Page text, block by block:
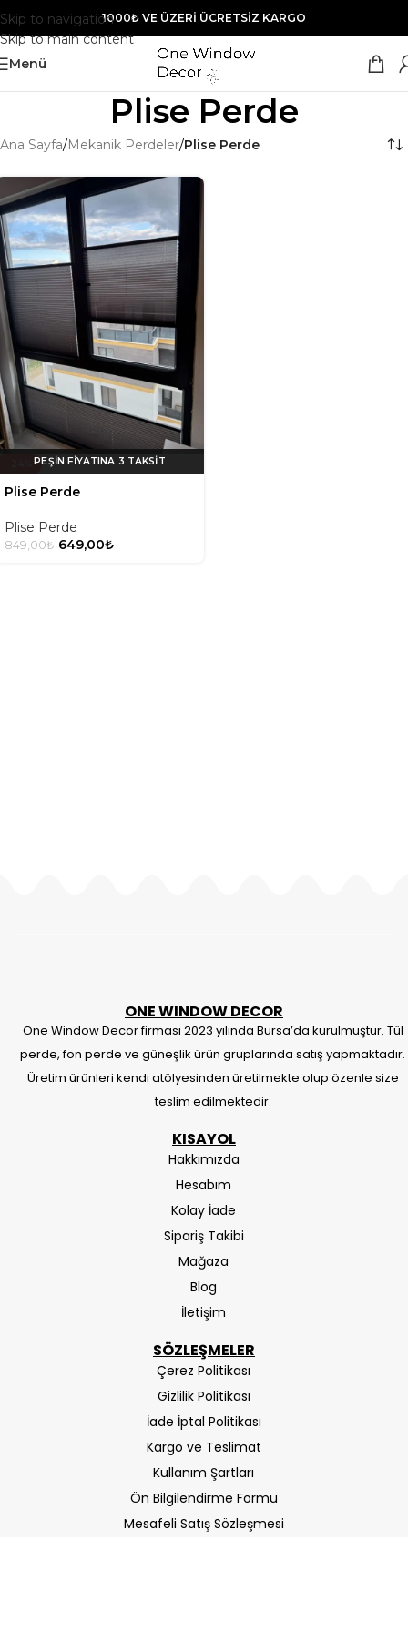
Skip to navigation
Skip to main content
1000₺ VE ÜZERİ ÜCRETSİZ KARGO
Menü
Plise Perde
Ana Sayfa/Mekanik Perdeler/Plise Perde
Plise Perde
Plise Perde
849,00₺ 649,00₺
ONE WINDOW DECOR
One Window Decor firması 2023 yılında Bursa’da kurulmuştur. Tül
perde, fon perde ve güneşlik ürün gruplarında satış yapmaktadır.
Üretim ürünleri kendi atölyesinden üretilmekte olup özenle size
teslim edilmektedir.
KISAYOL
Hakkımızda
Hesabım
Kolay İade
Sipariş Takibi
Mağaza
Blog
İletişim
SÖZLEŞMELER
Çerez Politikası
Gizlilik Politikası
İade İptal Politikası
Kargo ve Teslimat
Kullanım Şartları
Ön Bilgilendirme Formu
Mesafeli Satış Sözleşmesi